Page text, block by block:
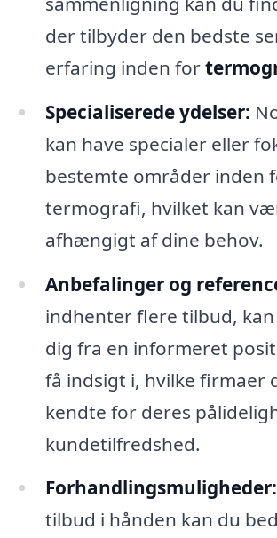
der tilbyder den bedste
erfaring inden for
Specialiserede ydelser:
kan have specialer eller
bestemte områder inden
termografi, hvilket kan
afhængigt af dine behov.
Anbefalinger og
indhenter flere tilbud,
dig fra en informeret
få indsigt i, hvilke firmaer
kendte for deres
kundetilfredshed.
Forhandlingsmuligheder:
tilbud i hånden kan du